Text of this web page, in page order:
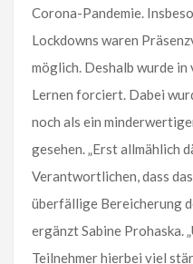
Corona-Pandemie.
Lockdowns waren
möglich. Deshalb wurde
Lernen forciert. Dabei
noch als ein
gesehen. „Erst allmählich
Verantwortlichen, dass
überfällige Bereicherung
ergänzt Sabine Prohaska.
Teilnehmer hierbei viel